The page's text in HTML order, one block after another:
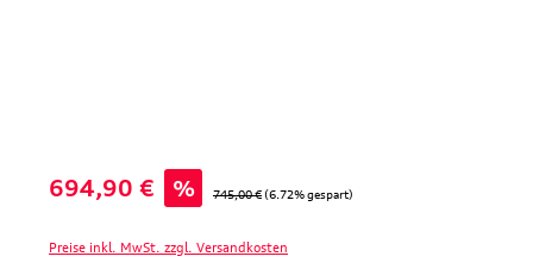
Verkaufspreis:
694,90 € % Regulärer Preis:
745,00 € (6.72% gespart)
Preise inkl. MwSt. zzgl. Versandkosten